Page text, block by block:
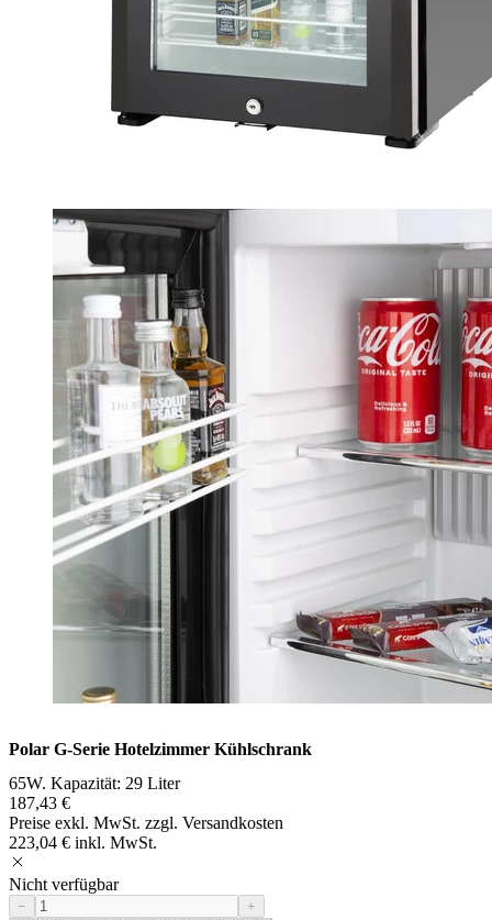
Polar G-Serie Hotelzimmer Kühlschrank
65W. Kapazität: 29 Liter
187,43 €
Preise exkl. MwSt. zzgl. Versandkosten
223,04 € inkl. MwSt.
Nicht verfügbar
− +